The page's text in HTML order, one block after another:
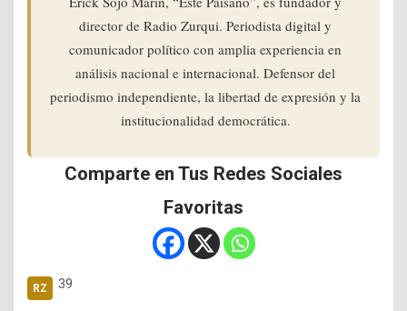
director de Radio Zurqui. Periodista digital y
comunicador político con amplia experiencia en
análisis nacional e internacional. Defensor del
periodismo independiente, la libertad de expresión y la
institucionalidad democrática.
Comparte en Tus Redes Sociales
Favoritas
39